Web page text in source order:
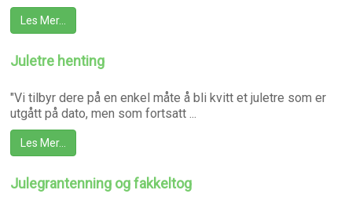
Les Mer…
Juletre henting
"Vi tilbyr dere på en enkel måte å bli kvitt et juletre som er
utgått på dato, men som fortsatt ...
Les Mer…
Julegrantenning og fakkeltog